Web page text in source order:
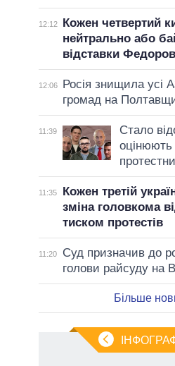
12:12
Кожен четвертий
нейтрально або
відставки
12:06
Росія знищила усі
громад на
11:39
Стало
оцінюють
11:35
Кожен третій
зміна головкома
тиском протестів
11:20
Суд призначив до
голови райсуду на
Більше